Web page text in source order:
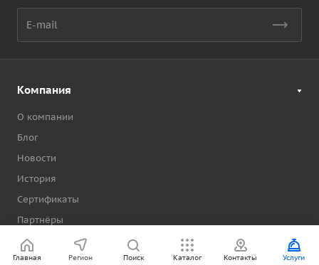
Компания
О компании
Блог
Новости
История
Сертификаты
Партнёры
Бренды
Клиенты
Главная Регион Поиск Каталог Контакты Услуги